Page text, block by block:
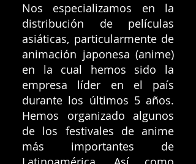
Nos especializamos en la
distribución de películas
asiáticas, particularmente de
animación japonesa (anime)
en la cual hemos sido la
empresa líder en el país
durante los últimos 5 años.
Hemos organizado algunos
de los festivales de anime
más importantes de